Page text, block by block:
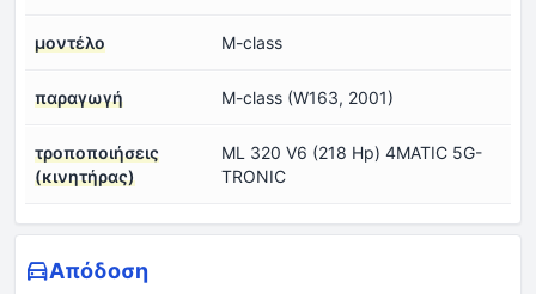
μοντέλο M-class
παραγωγή M-class (W163, 2001)
τροποποιήσεις
(κινητήρας)
ML 320 V6 (218 Hp) 4MATIC 5G-
TRONIC
Απόδοση